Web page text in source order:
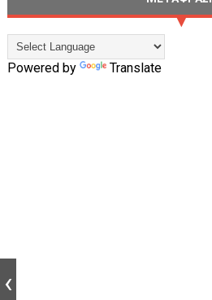
Powered by Translate